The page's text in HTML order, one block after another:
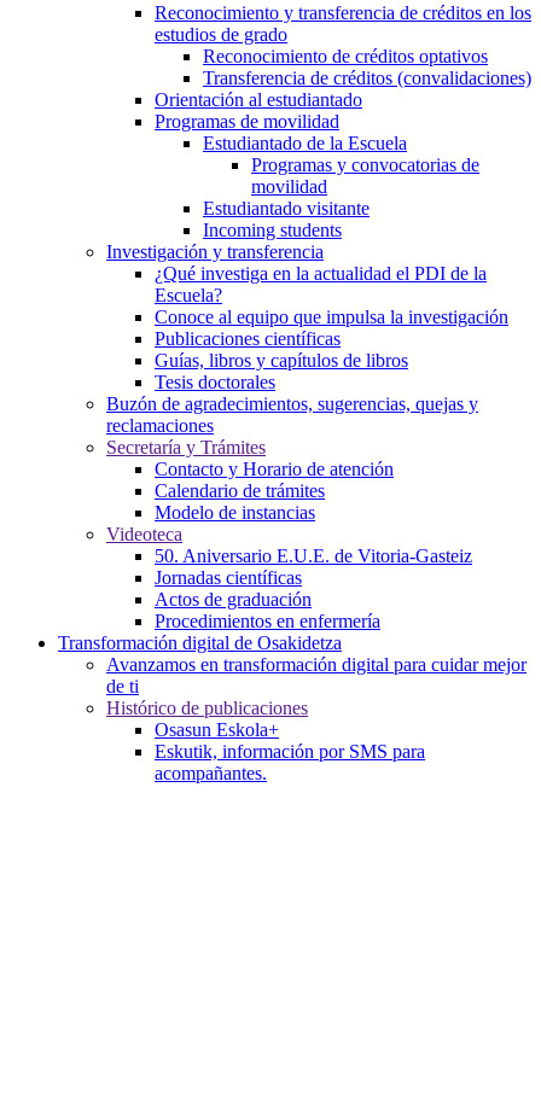
Reconocimiento y transferencia de créditos en los
estudios de grado
Reconocimiento de créditos optativos
Transferencia de créditos (convalidaciones)
Orientación al estudiantado
Programas de movilidad
Estudiantado de la Escuela
Programas y convocatorias de
movilidad
Estudiantado visitante
Incoming students
Investigación y transferencia
¿Qué investiga en la actualidad el PDI de la
Escuela?
Conoce al equipo que impulsa la investigación
Publicaciones científicas
Guías, libros y capítulos de libros
Tesis doctorales
Buzón de agradecimientos, sugerencias, quejas y
reclamaciones
Secretaría y Trámites
Contacto y Horario de atención
Calendario de trámites
Modelo de instancias
Videoteca
50. Aniversario E.U.E. de Vitoria-Gasteiz
Jornadas científicas
Actos de graduación
Procedimientos en enfermería
Transformación digital de Osakidetza
Avanzamos en transformación digital para cuidar mejor
de ti
Histórico de publicaciones
Osasun Eskola+
Eskutik, información por SMS para
acompañantes.